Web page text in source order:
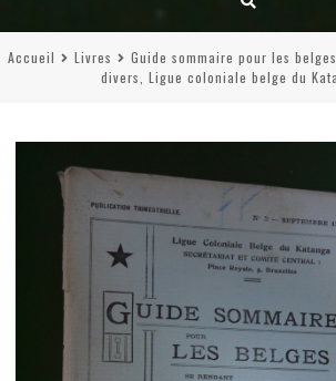
Accueil Livres
Guide sommaire pour les
divers, Ligue coloniale belge du